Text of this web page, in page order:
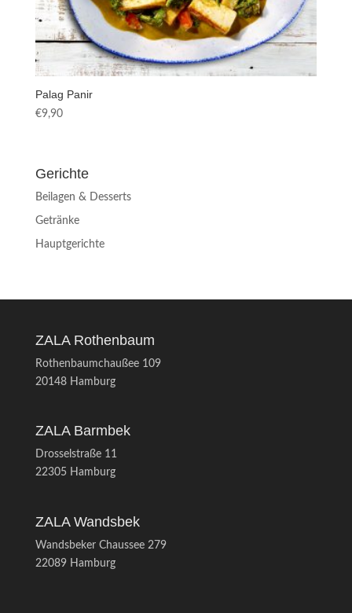
Palag Panir
€9,90
Gerichte
Beilagen & Desserts
Getränke
Hauptgerichte
ZALA Rothenbaum
Rothenbaumchaußee 109
20148 Hamburg
ZALA Barmbek
Drosselstraße 11
22305 Hamburg
ZALA Wandsbek
Wandsbeker Chaussee 279
22089 Hamburg